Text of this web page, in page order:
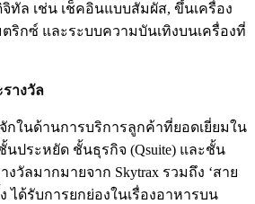
จิทัล เช่น เช็คอินแบบสัมผัส, ขึ้นเครื่อง
ตริกซ์ และระบบความบันเทิงบนเครื่องที่
างวัล
กในด้านการบริการลูกค้าที่ยอดเยี่ยมใน
ประหยัด ชั้นธุรกิจ (Qsuite) และชั้น
วัลมากมายจาก Skytrax รวมถึง ‘สาย
ได้รับการยกย่องในเรื่องอาหารบน